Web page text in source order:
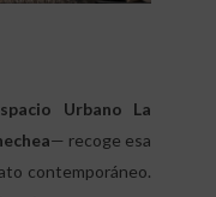
Urbano La
— recoge esa
contemporáneo.